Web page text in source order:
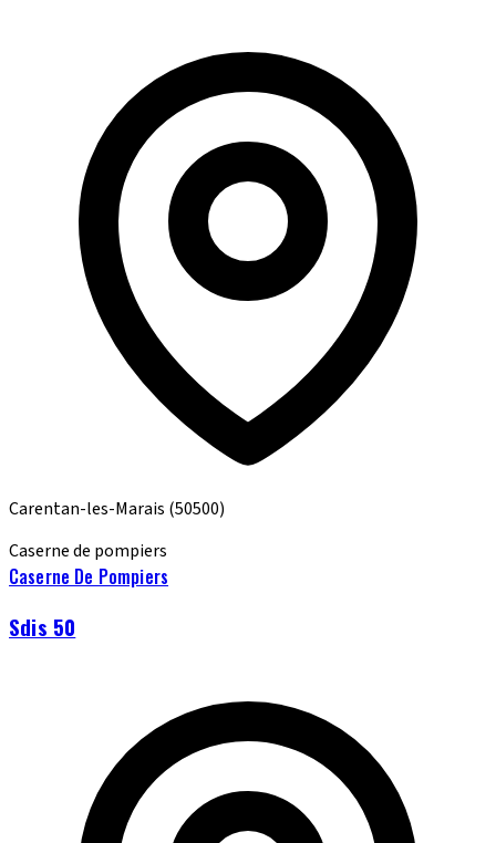
Carentan-les-Marais (50500)
Caserne de pompiers
Caserne De Pompiers
Sdis 50